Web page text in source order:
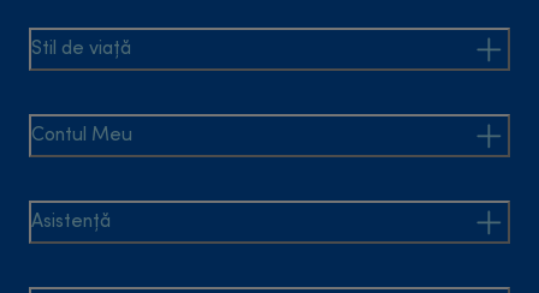
Stil de viață
Contul Meu
Asistență